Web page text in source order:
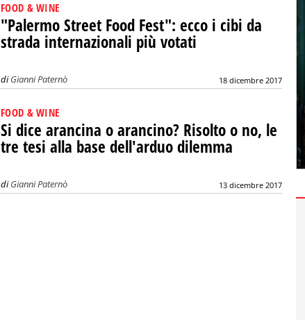
FOOD & WINE
"Palermo Street Food Fest": ecco i cibi da
strada internazionali più votati
diGianni Paternò 18 dicembre 2017
FOOD & WINE
Si dice arancina o arancino? Risolto o no, le
tre tesi alla base dell'arduo dilemma
diGianni Paternò 13 dicembre 2017